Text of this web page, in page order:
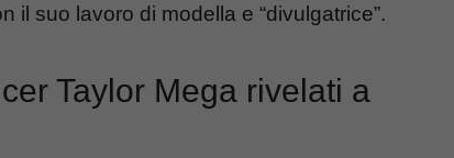
il suo lavoro di modella e “divulgatrice”.
Taylor Mega rivelati a